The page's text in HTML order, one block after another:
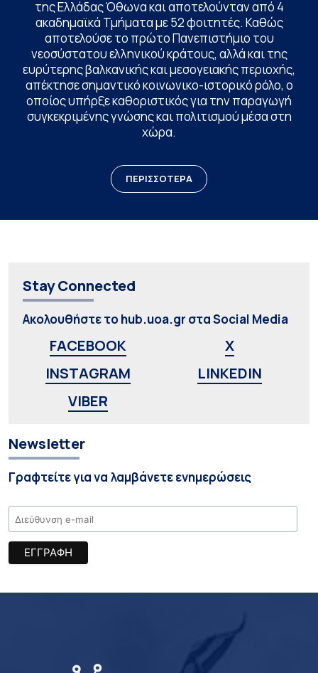
της Ελλάδας Όθωνα και αποτελούνταν από 4
ακαδημαϊκά Τμήματα με 52 φοιτητές. Καθώς
αποτελούσε το πρώτο Πανεπιστήμιο του
νεοσύστατου ελληνικού κράτους, αλλά και της
ευρύτερης βαλκανικής και μεσογειακής περιοχής,
απέκτησε σημαντικό κοινωνικο-ιστορικό ρόλο, ο
οποίος υπήρξε καθοριστικός για την παραγωγή
συγκεκριμένης γνώσης και πολιτισμού μέσα στη
χώρα.
ΠΕΡΙΣΣΟΤΕΡΑ
Stay Connected
Ακολουθήστε το hub.uoa.gr στα Social Media
FACEBOOK
X
INSTAGRAM
LINKEDIN
VIBER
Newsletter
Γραφτείτε για να λαμβάνετε ενημερώσεις